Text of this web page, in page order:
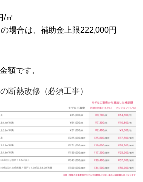
/㎡
場合は、補助金上限222,000円
額です。
断熱改修（必須工事）